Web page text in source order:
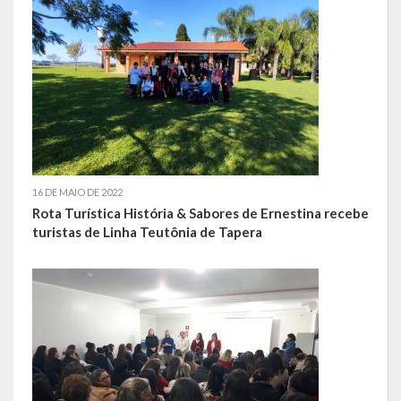
Escola Municipal De Ensino Fundamental Educarte
Escola Municipal De Ensino Fundamental João Alfredo Sachser
Escola Municipal De Ensino Fundamental Osvaldo Cruz
Agricultura
Fazenda
Saúde
Serviços Oferecidos pela Secretaria de Saúde
Legislação
16 DE MAIO DE 2022
Rota Turística História & Sabores de Ernestina recebe
turistas de Linha Teutônia de Tapera